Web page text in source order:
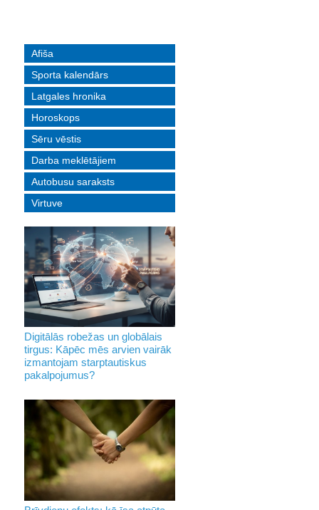
Afiša
Sporta kalendārs
Latgales hronika
Horoskops
Sēru vēstis
Darba meklētājiem
Autobusu saraksts
Virtuve
Digitālās robežas un globālais
tirgus: Kāpēc mēs arvien vairāk
izmantojam starptautiskus
pakalpojumus?